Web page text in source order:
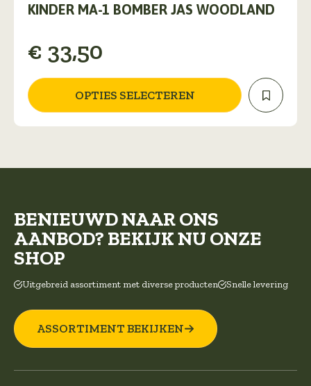
KINDER MA-1 BOMBER JAS WOODLAND
€ 33,50
OPTIES SELECTEREN
product
variaties.
Deze
kan
gekozen
worden
op
BENIEUWD NAAR ONS
AANBOD? BEKIJK NU ONZE
SHOP
Uitgebreid assortiment met diverse producten Snelle levering
ASSORTIMENT BEKIJKEN